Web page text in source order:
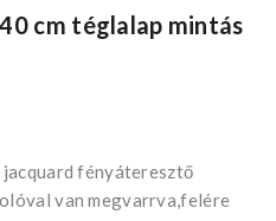
cm téglalap mintás
fényáteresztő
van megvarrva,felére